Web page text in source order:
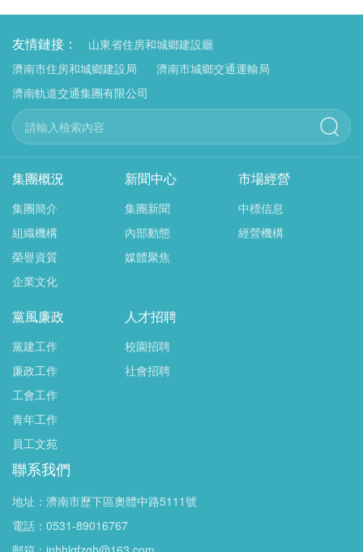
友情鏈接：
山東省住房和城鄉建設廳
濟南市住房和城鄉建設局
濟南市城鄉交通運輸局
濟南軌道交通集團有限公司
集團概況
集團簡介
組織機構
榮譽資質
企業文化
新聞中心
集團新聞
內部動態
媒體聚焦
市場經營
中標信息
經營機構
黨風廉政
黨建工作
廉政工作
工會工作
青年工作
員工文苑
人才招聘
校園招聘
社會招聘
聯系我們
地址：濟南市歷下區奧體中路5111號
電話：0531-89016767